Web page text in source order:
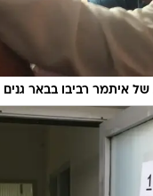
איתמר רביבו בבאר גנים